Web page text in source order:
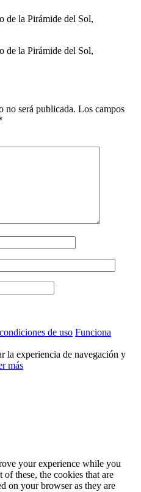
de la Pirámide del Sol,
de la Pirámide del Sol,
no será publicada. Los campos
de uso Funciona
la experiencia de navegación y
más
your experience while you
these, the cookies that are
on your browser as they are